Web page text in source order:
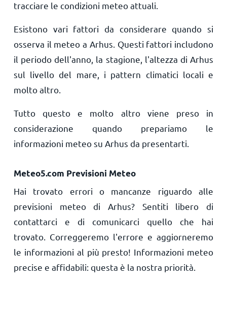
tracciare le condizioni meteo attuali.
Esistono vari fattori da considerare quando si
osserva il meteo a Arhus. Questi fattori includono
il periodo dell'anno, la stagione, l'altezza di Arhus
sul livello del mare, i pattern climatici locali e
molto altro.
Tutto questo e molto altro viene preso in
considerazione quando prepariamo le
informazioni meteo su Arhus da presentarti.
Meteo5.com Previsioni Meteo
Hai trovato errori o mancanze riguardo alle
previsioni meteo di Arhus? Sentiti libero di
contattarci e di comunicarci quello che hai
trovato. Correggeremo l'errore e aggiorneremo
le informazioni al più presto! Informazioni meteo
precise e affidabili: questa è la nostra priorità.